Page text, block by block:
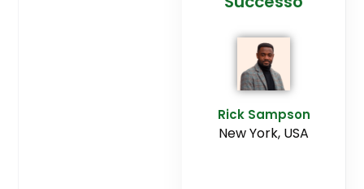
Rick Sampson
New York, USA